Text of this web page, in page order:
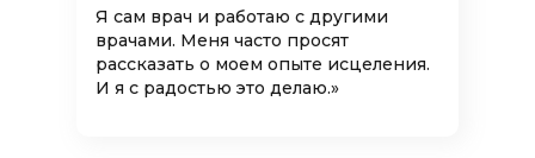
Я сам врач и работаю с другими
врачами. Меня часто просят
рассказать о моем опыте исцеления.
И я с радостью это делаю.»